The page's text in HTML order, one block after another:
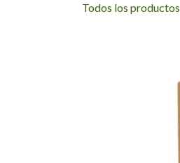
Todos los productos